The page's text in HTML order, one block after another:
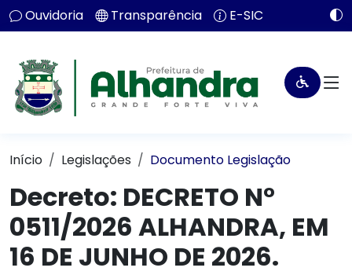
Ouvidoria Transparência E-SIC
Início Legislações Documento Legislação
Decreto: DECRETO N°
0511/2026 ALHANDRA, EM
16 DE JUNHO DE 2026.